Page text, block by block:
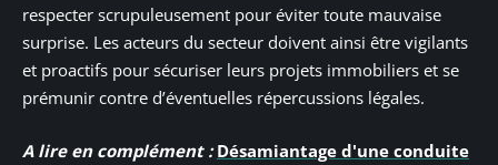
respecter scrupuleusement pour éviter toute mauvaise
surprise. Les acteurs du secteur doivent ainsi être vigilants
et proactifs pour sécuriser leurs projets immobiliers et se
prémunir contre d’éventuelles répercussions légales.
A lire en complément : Désamiantage d'une conduite